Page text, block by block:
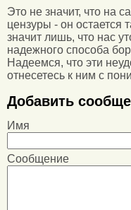
Это не значит, что на
цензуры - он остается
значит лишь, что нас
надежного способа
Надеемся, что эти
отнесетесь к ним с
Добавить
Имя
Сообщение